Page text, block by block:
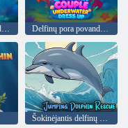
Delfinų pora povandeninė apranga Delfinų pora povandeninė apranga
Šokinėjantis delfinų gelbėjimas